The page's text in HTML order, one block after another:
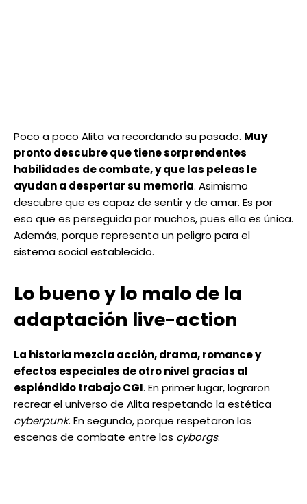
Poco a poco Alita va recordando su pasado. Muy
pronto descubre que tiene sorprendentes
habilidades de combate, y que las peleas le
ayudan a despertar su memoria. Asimismo
descubre que es capaz de sentir y de amar. Es por
eso que es perseguida por muchos, pues ella es única.
Además, porque representa un peligro para el
sistema social establecido.
Lo bueno y lo malo de la
adaptación live-action
La historia mezcla acción, drama, romance y
efectos especiales de otro nivel gracias al
espléndido trabajo CGI. En primer lugar, lograron
recrear el universo de Alita respetando la estética
cyberpunk. En segundo, porque respetaron las
escenas de combate entre los cyborgs.